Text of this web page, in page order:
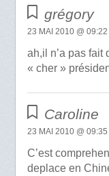
grégory
23 MAI 2010 @ 09:22
ah,il n’a pas fait
« cher »
Caroline
23 MAI 2010 @ 09:35
C’est
deplace en